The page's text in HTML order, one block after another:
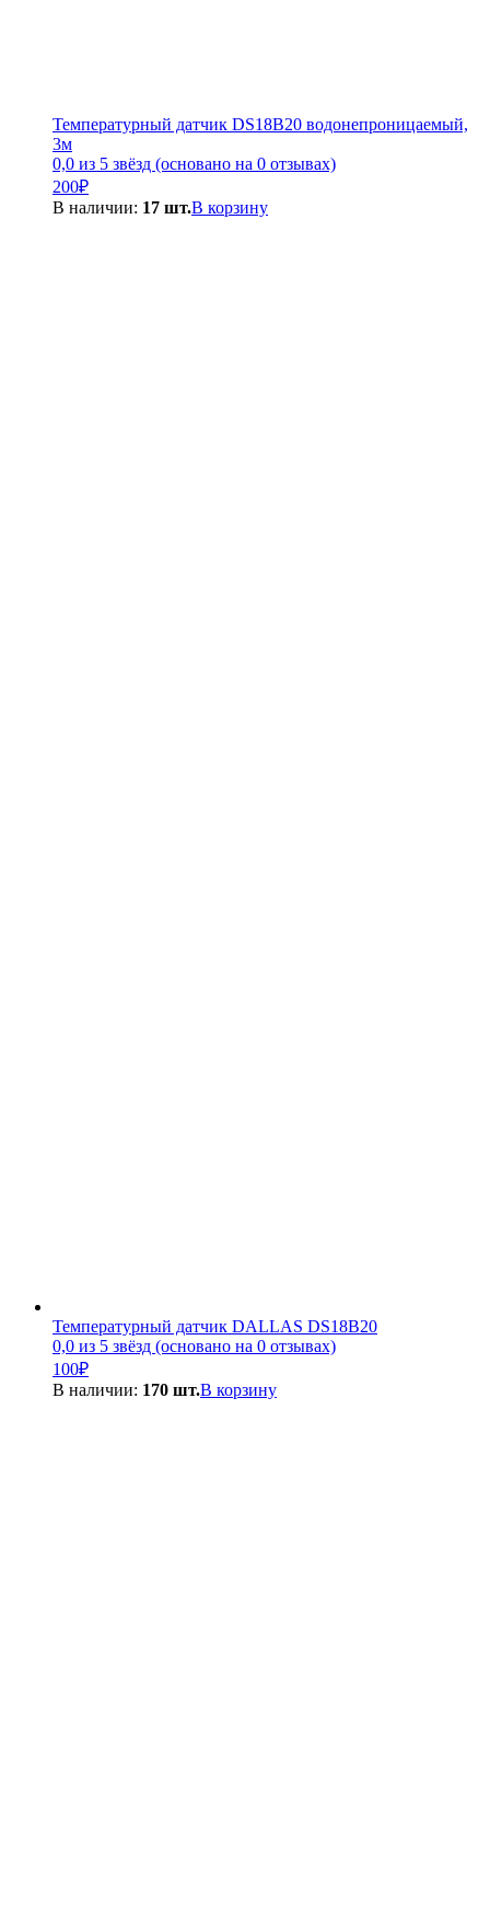
Температурный датчик DS18B20 водонепроницаемый,
3м
0,0 из 5 звёзд (основано на 0 отзывах)
200₽
В наличии: 17 шт.В корзину
Температурный датчик DALLAS DS18B20
0,0 из 5 звёзд (основано на 0 отзывах)
100₽
В наличии: 170 шт.В корзину